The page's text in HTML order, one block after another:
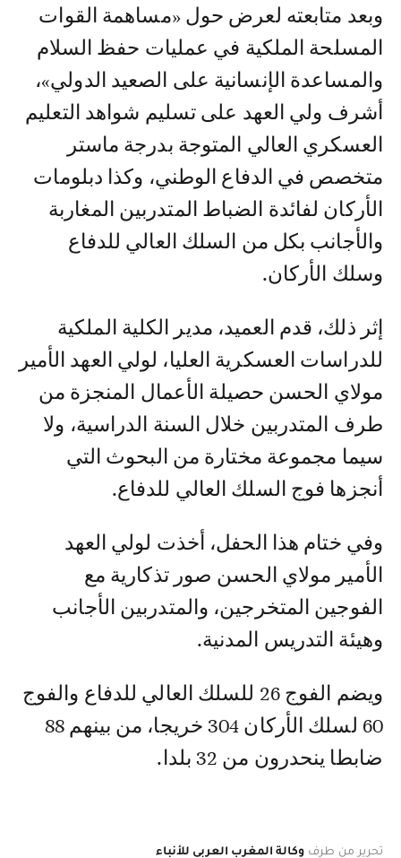
وبعد متابعته لعرض حول «مساهمة القوات
المسلحة الملكية في عمليات حفظ السلام
والمساعدة الإنسانية على الصعيد الدولي»،
أشرف ولي العهد على تسليم شواهد التعليم
العسكري العالي المتوجة بدرجة ماستر
متخصص في الدفاع الوطني، وكذا دبلومات
الأركان لفائدة الضباط المتدربين المغاربة
والأجانب بكل من السلك العالي للدفاع
وسلك الأركان.
إثر ذلك، قدم العميد، مدير الكلية الملكية
للدراسات العسكرية العليا، لولي العهد الأمير
مولاي الحسن حصيلة الأعمال المنجزة من
طرف المتدربين خلال السنة الدراسية، ولا
سيما مجموعة مختارة من البحوث التي
أنجزها فوج السلك العالي للدفاع.
وفي ختام هذا الحفل، أخذت لولي العهد
الأمير مولاي الحسن صور تذكارية مع
الفوجين المتخرجين، والمتدربين الأجانب
وهيئة التدريس المدنية.
ويضم الفوج 26 للسلك العالي للدفاع والفوج
60 لسلك الأركان 304 خريجا، من بينهم 88
ضابطا ينحدرون من 32 بلدا.
تحرير من طرف وكالة المغرب العربي للأنباء